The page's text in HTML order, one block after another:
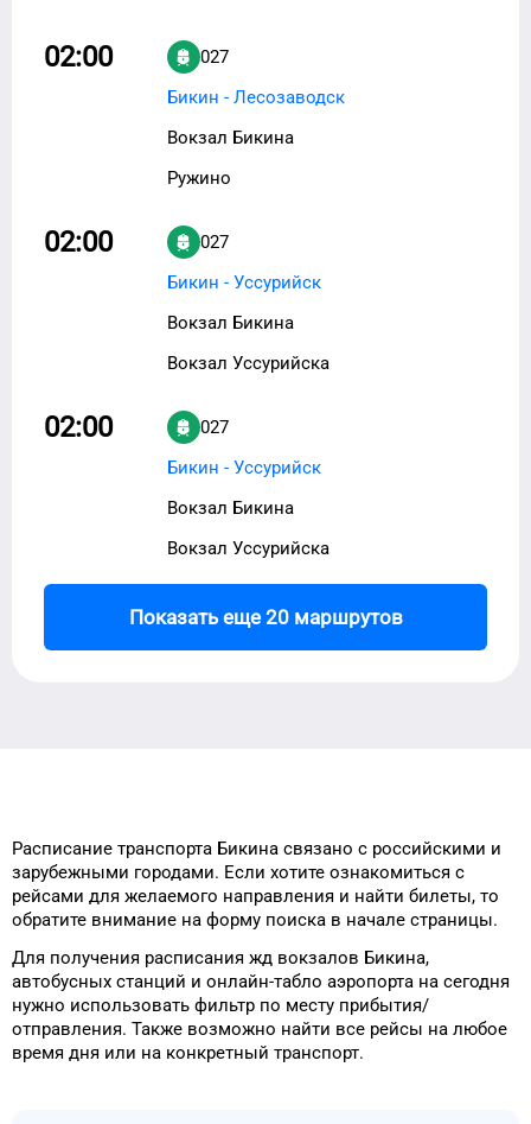
02:00
027
Бикин - Лесозаводск
Вокзал Бикина
Ружино
02:00
027
Бикин - Уссурийск
Вокзал Бикина
Вокзал Уссурийска
02:00
027
Бикин - Уссурийск
Вокзал Бикина
Вокзал Уссурийска
Показать еще 20 маршрутов
Расписание транспорта Бикина связано с российскими и
зарубежными городами. Если хотите ознакомиться с
рейсами для желаемого направления и найти билеты, то
обратите внимание на форму поиска в начале страницы.
Для получения расписания жд вокзалов Бикина,
автобусных станций и онлайн-табло аэропорта на сегодня
нужно использовать фильтр по месту прибытия/
отправления. Также возможно найти все рейсы на любое
время дня или на конкретный транспорт.